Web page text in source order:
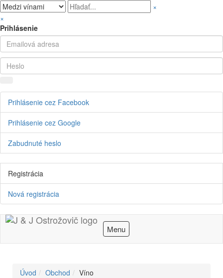
×
×
Prihlásenie
Prihlásenie cez Facebook
Prihlásenie cez Google
Zabudnuté heslo
Registrácia
Nová registrácia
Menu
Úvod Obchod Víno